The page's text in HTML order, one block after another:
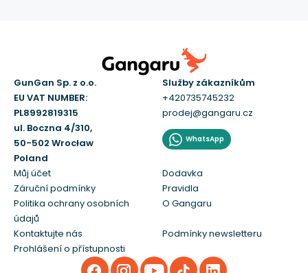
GunGan Sp. z o.o.
EU VAT NUMBER:
PL8992819315
ul. Boczna 4/310,
50-502 Wrocław
Poland
Služby zákazníkům
+420735745232
prodej@gangaru.cz
WhatsApp
Můj účet
Dodavka
Záruční podmínky
Pravidla
Politika ochrany osobních
údajů
O Gangaru
Kontaktujte nás
Podmínky newsletteru
Prohlášení o přístupnosti